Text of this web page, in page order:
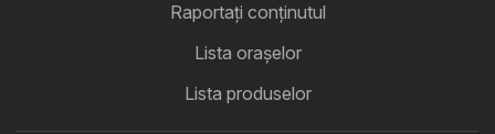
Raportați conținutul
Lista oraşelor
Lista produselor